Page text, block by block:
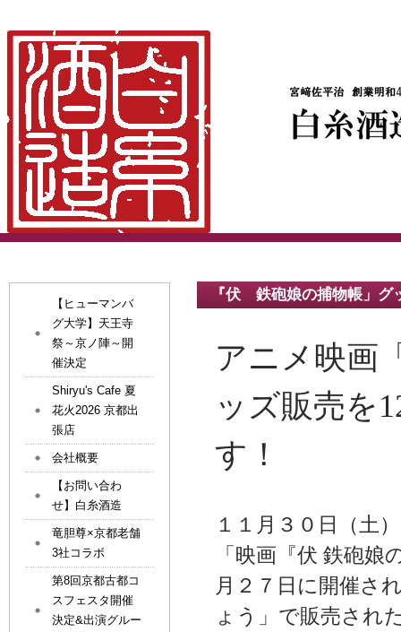
『伏 鉄砲娘の捕物帳」グ
アニメ映画
ッズ販売を
す！
１１月３０日（土
「映画『伏 鉄砲
月２７日に開催さ
ょう」で販売され
【ヒューマンバ
グ大学】天王寺
祭～京ノ陣～開
催決定
Shiryu's Cafe 夏
花火2026 京都出
張店
会社概要
【お問い合わ
せ】白糸酒造
竜胆尊×京都老舗
3社コラボ
第8回京都古都コ
スフェスタ開催
決定&出演グルー